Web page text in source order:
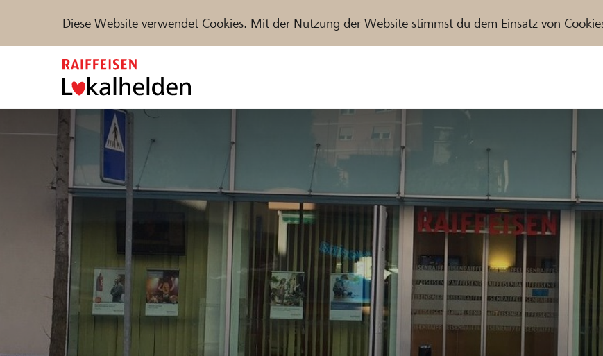
Diese Website verwendet Cookies. Mit der Nutzung der Website stimmst du dem Einsatz von
Unterstützen Hilfe & Support Partner / Raiffeisenbank
Projekte und Organisationen finden
DE IT